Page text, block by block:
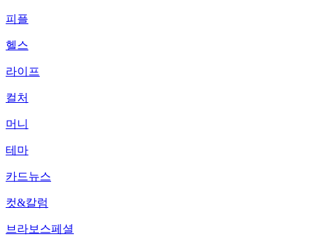
피플
헬스
라이프
컬처
머니
테마
카드뉴스
컷&칼럼
브라보스페셜